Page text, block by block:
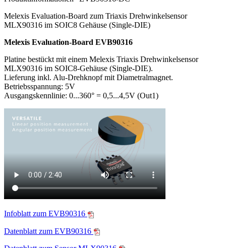
Melexis Evaluation-Board zum Triaxis Drehwinkelsensor
MLX90316 im SOIC8 Gehäuse (Single-DIE)
Melexis Evaluation-Board EVB90316
Platine bestückt mit einem Melexis Triaxis Drehwinkelsensor
MLX90316 im SOIC8-Gehäuse (Single-DIE).
Lieferung inkl. Alu-Drehknopf mit Diametralmagnet.
Betriebsspannung: 5V
Ausgangskennlinie: 0...360° = 0,5...4,5V (Out1)
Infoblatt zum EVB90316
Datenblatt zum EVB90316